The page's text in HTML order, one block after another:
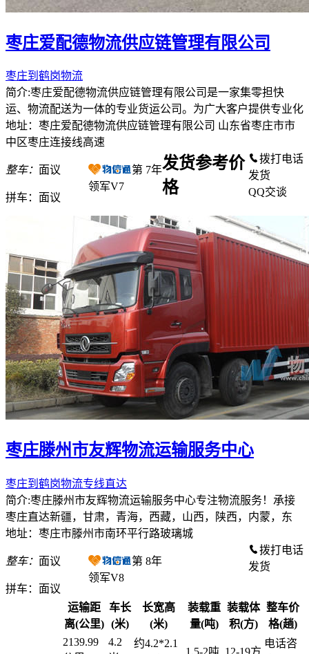
枣庄爱配德物流供应链管理有限公司
枣庄到鹤岗物流
简介:枣庄爱配德物流供应链管理有限公司是一家集零担快
运、物流配送为一体的专业货运公司。为广大客户提供专业化
地址：枣庄爱配德物流供应链管理有限公司 山东省枣庄市市
中区枣庄连接线高速
整车： 面议
拼车： 面议
第 7年
领军V7
拨打电话
发货
QQ交谈
枣庄滕州市友辉物流运输服务中心
枣庄到鹤岗物流专线直达
简介:枣庄滕州市友辉物流运输服务中心专注物流服务！承接
枣庄直达新疆，甘肃，青海，西藏，山西，陕西，内蒙，东
地址：枣庄市滕州市南环平行路玻璃城
整车： 面议
拼车： 面议
第 8年
领军V8
拨打电话
发货
发货参考价
格
运输距
离(公里)
车长
(米)
长宽高
(米)
装载重
量(吨)
装载体
积(方)
整车价
格(趟)
2139.99
4.2
约4.2*2.1
电话咨